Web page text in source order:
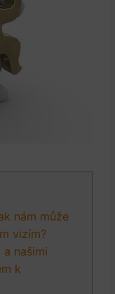
nám může
vizím?
našimi
k